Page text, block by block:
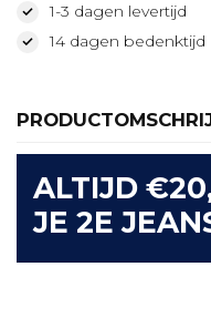
1-3 dagen levertijd
14 dagen bedenktijd
ALTIJD
JE 2E